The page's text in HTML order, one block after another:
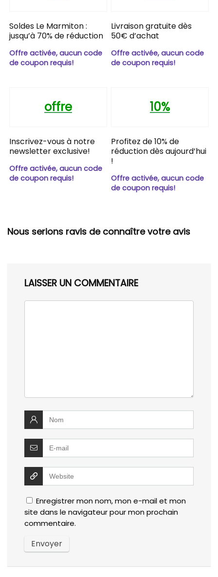
Soldes Le Marmiton :
jusqu’à 70% de réduction
Offre activée, aucun code
de coupon requis!
Livraison gratuite dès
50€ d’achat
Offre activée, aucun code
de coupon requis!
offre
Inscrivez-vous à notre
newsletter exclusive!
Offre activée, aucun code
de coupon requis!
10%
Profitez de 10% de
réduction dès aujourd’hui
!
Offre activée, aucun code
de coupon requis!
Nous serions ravis de connaître votre avis
LAISSER UN COMMENTAIRE
Enregistrer mon nom, mon e-mail et mon
site dans le navigateur pour mon prochain
commentaire.